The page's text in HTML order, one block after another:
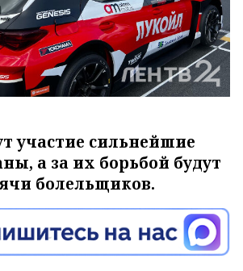
участие сильнейшие
а за их борьбой будут
болельщиков.